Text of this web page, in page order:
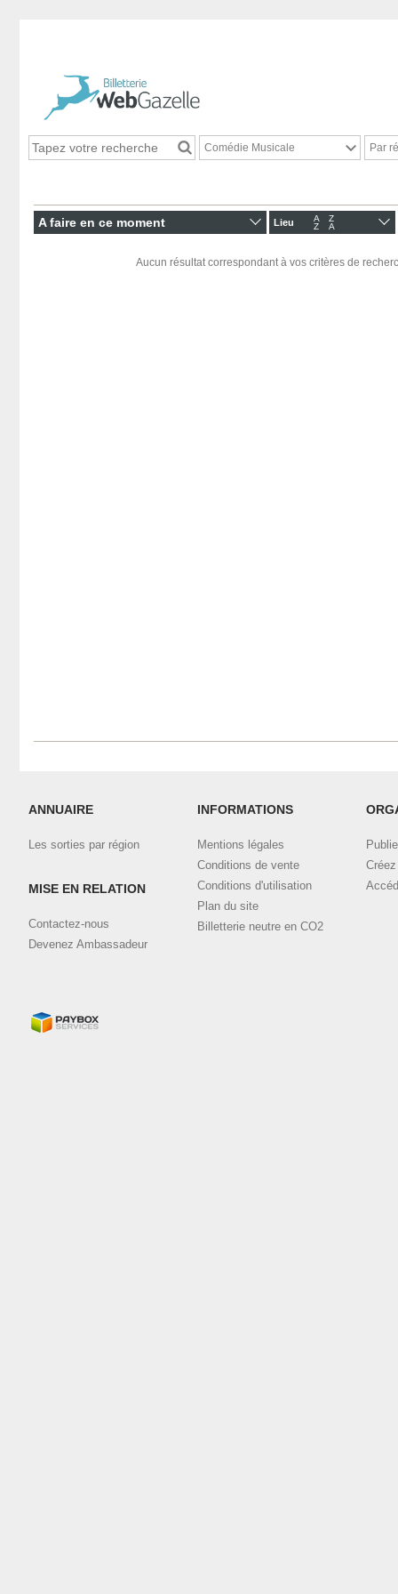
Comédie Musicale Par
A faire en ce moment A
Z
Z
A
Lieu
Aucun résultat correspondant à vos critères de
ANNUAIRE
Les sorties par région
MISE EN RELATION
Contactez-nous
Devenez Ambassadeur
INFORMATIONS
Mentions légales
Conditions de vente
Conditions d'utilisation
Plan du site
Billetterie neutre en CO2